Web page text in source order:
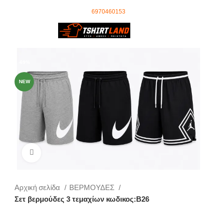
6970460153
NEW
Αρχική σελίδα
ΒΕΡΜΟΥΔΕΣ
Σετ βερμούδες 3 τεμαχίων κωδικος:Β26